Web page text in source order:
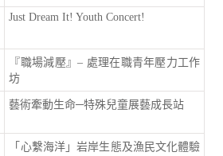
Just Dream It! Youth Concert!
『職場減壓』– 處理在職青年壓力工作
坊
藝術牽動生命─特殊兒童展藝成長站
「心繫海洋」岩岸生態及漁民文化體驗